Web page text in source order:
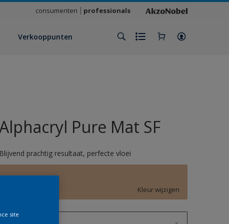
consumenten professionals
Verkooppunten
Pure Mat SF
Blijvend prachtig resultaat, perfecte vloei
E4.20.70
Kleur wijzigen
site